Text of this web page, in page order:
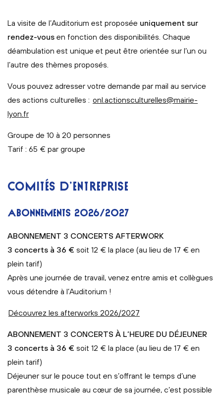
La visite de l’Auditorium est proposée uniquement sur
rendez-vous en fonction des disponibilités. Chaque
déambulation est unique et peut être orientée sur l’un ou
l’autre des thèmes proposés.
Vous pouvez adresser votre demande par mail au service
des actions culturelles : onl.actionsculturelles@mairie-
lyon.fr
Groupe de 10 à 20 personnes
Tarif : 65 € par groupe
COMITÉS D’ENTREPRISE
ABONNEMENTS 2026/2027
ABONNEMENT 3 CONCERTS AFTERWORK
3 concerts à 36 € soit 12 € la place (au lieu de 17 € en
plein tarif)
Après une journée de travail, venez entre amis et collègues
vous détendre à l’Auditorium !
Découvrez les afterworks 2026/2027
ABONNEMENT 3 CONCERTS À L’HEURE DU DÉJEUNER
3 concerts à 36 € soit 12 € la place (au lieu de 17 € en
plein tarif)
Déjeuner sur le pouce tout en s’offrant le temps d’une
parenthèse musicale au cœur de sa journée, c’est possible